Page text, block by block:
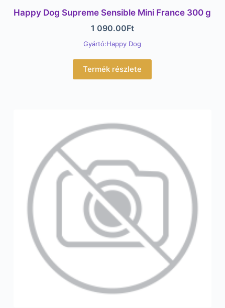
Happy Dog Supreme Sensible Mini France 300 g
1 090.00Ft
Gyártó:Happy Dog
Termék részlete